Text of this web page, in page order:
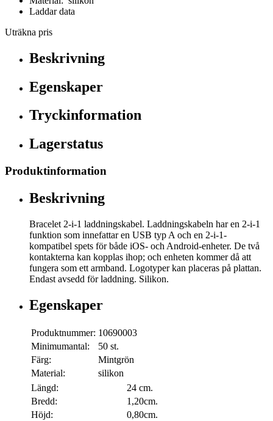
Laddar data
Uträkna pris
Beskrivning
Egenskaper
Tryckinformation
Lagerstatus
Produktinformation
Beskrivning
Bracelet 2-i-1 laddningskabel. Laddningskabeln har en 2-i-1
funktion som innefattar en USB typ A och en 2-i-1-
kompatibel spets för både iOS- och Android-enheter. De två
kontakterna kan kopplas ihop; och enheten kommer då att
fungera som ett armband. Logotyper kan placeras på plattan.
Endast avsedd för laddning. Silikon.
Egenskaper
Produktnummer: 10690003
Minimumantal:
50 st.
Färg:
Mintgrön
Material:
silikon
Längd:
24 cm.
Bredd:
1,20cm.
Höjd:
0,80cm.